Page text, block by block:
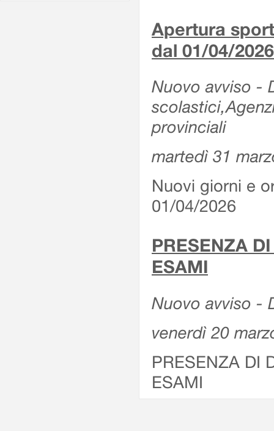
Apertura
dal 01/04/2026
Nuovo avviso -
provinciali
martedì 31
Nuovi giorni e
01/04/2026
PRESENZA
ESAMI
Nuovo avviso -
venerdì 20
PRESENZA DI
ESAMI